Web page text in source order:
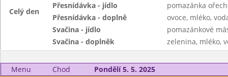
Celý den
Přesnídávka - jídlo
pomazánka
Přesnídávka - doplně
ovoce, mléko,
Svačina - jídlo
pomazánkové
Svačina - doplněk
zelenina, mléko,
Menu Chod
Pondělí 5. 5. 2025